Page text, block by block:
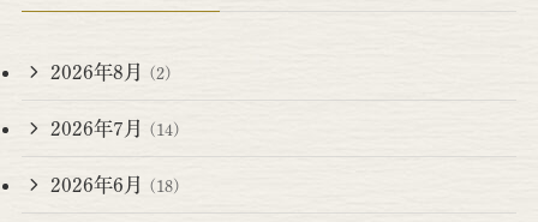
2026年8月 (2)
2026年7月 (14)
2026年6月 (18)